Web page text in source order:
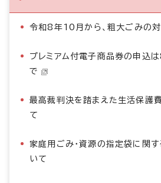
令和8年10月から、粗大ごみの
プレミアム付電子商品券の申込
で
最高裁判決を踏まえた生活保護
て
家庭用ごみ・資源の指定袋に関
いて